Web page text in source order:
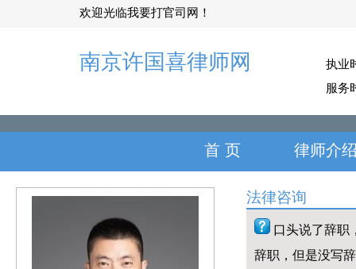
欢迎光临我要打官司网！
南京许国喜律师网
执业
服务
首 页 律师介
法律咨询
口头说了辞职
辞职，但是没写